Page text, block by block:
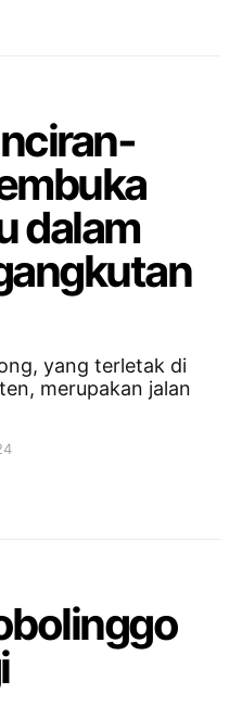
dalam
yang terletak di
merupakan jalan